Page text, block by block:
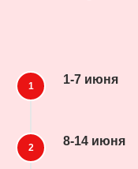
1-7 июня
8-14 июня